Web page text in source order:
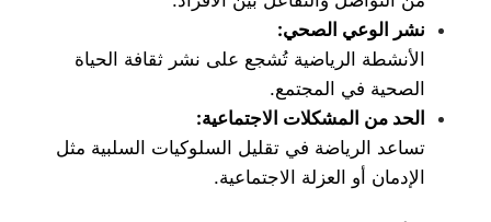
نشر الوعي الصحي:
الأنشطة الرياضية تُشجع على نشر ثقافة الحياة
الصحية في المجتمع.
الحد من المشكلات الاجتماعية:
تساعد الرياضة في تقليل السلوكيات السلبية مثل
الإدمان أو العزلة الاجتماعية.